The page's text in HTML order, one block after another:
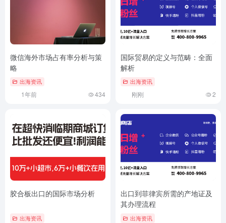
微信海外市场占有率分析与策
略
出海资讯
1年前 434
国际贸易的定义与范畴：全面
解析
出海资讯
刚刚 2
胶合板出口的国际市场分析
出海资讯
出口到菲律宾所需的产地证及
其办理流程
出海资讯